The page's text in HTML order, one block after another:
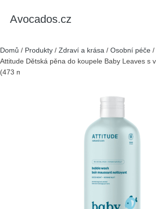
Avocados.cz
Domů / Produkty / Zdraví a krása / Osobní péče /
Attitude Dětská pěna do koupele Baby Leaves s
(473 ml) - s vůní mandlového mléka